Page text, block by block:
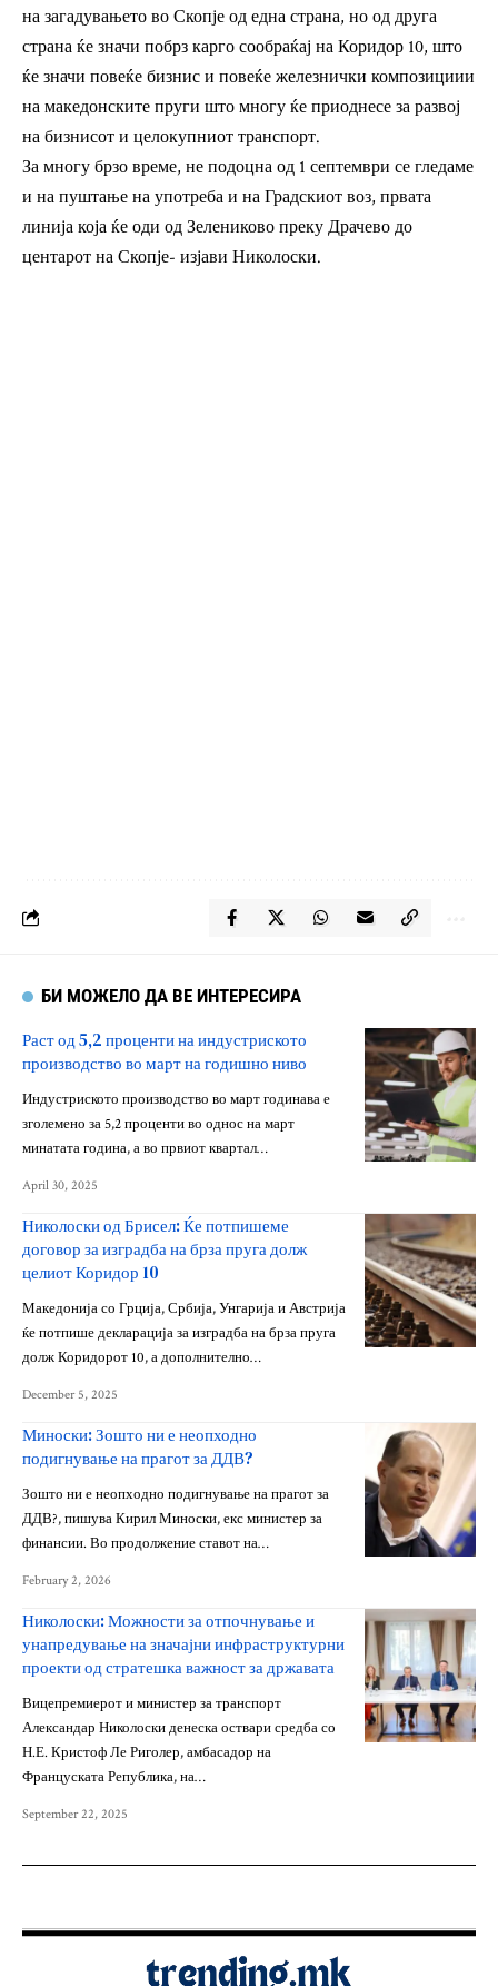
на загадувањето во Скопје од една страна, но од друга
страна ќе значи побрз карго сообраќај на Коридор 10, што
ќе значи повеќе бизнис и повеќе железнички композициии
на македонските пруги што многу ќе приоднесе за развој
на бизнисот и целокупниот транспорт.
За многу брзо време, не подоцна од 1 септември се гледаме
и на пуштање на употреба и на Градскиот воз, првата
линија која ќе оди од Зелениково преку Драчево до
центарот на Скопје- изјави Николоски.
БИ МОЖЕЛО ДА ВЕ ИНТЕРЕСИРА
Раст од 5,2 проценти на индустриското
производство во март на годишно ниво
Индустриското производство во март годинава е
зголемено за 5,2 проценти во однос на март
минатата година, а во првиот квартал…
April 30, 2025
Николоски од Брисел: Ќе потпишеме
договор за изградба на брза пруга долж
целиот Коридор 10
Македонија со Грција, Србија, Унгарија и Австрија
ќе потпише декларација за изградба на брза пруга
долж Коридорот 10, а дополнително…
December 5, 2025
Миноски: Зошто ни е неопходно
подигнување на прагот за ДДВ?
Зошто ни е неопходно подигнување на прагот за
ДДВ?, пишува Кирил Миноски, екс министер за
финансии. Во продолжение ставот на…
February 2, 2026
Николоски: Можности за отпочнување и
унапредување на значајни инфраструктурни
проекти од стратешка важност за државата
Вицепремиерот и министер за транспорт
Александар Николоски денеска оствари средба со
Н.Е. Кристоф Ле Риголер, амбасадор на
Француската Република, на…
September 22, 2025